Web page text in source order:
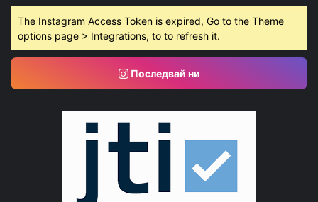
The Instagram Access Token is expired, Go to the Theme
options page > Integrations, to to refresh it.
Последвай ни